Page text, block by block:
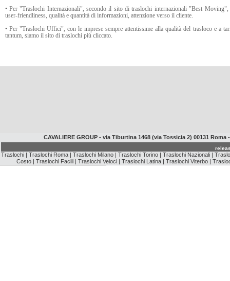
• Per "Traslochi Internazionali", secondo il sito di traslochi internazionali "Best
user-friendliness, qualità e quantità di informazioni, attenzione verso il cliente.
• Per "Traslochi Uffici", con le imprese sempre attentissime alla qualità del trasloco e a
tantum, siamo il sito di traslochi più cliccato.
CAVALIERE GROUP - via Tiburtina 1468 (via Tossicia 2) 00131
Traslochi| Traslochi Roma| Traslochi Milano| Traslochi Torino| Traslochi Nazionali|
Costo| Traslochi Facili| Traslochi Veloci| Traslochi Latina| Traslochi Viterbo|